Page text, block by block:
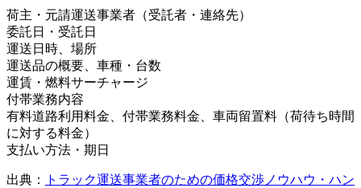
荷主・元請運送事業者（受託者・連絡先）
委託日・受託日
運送日時、場所
運送品の概要、車種・台数
運賃・燃料サーチャージ
付帯業務内容
有料道路利用料金、付帯業務料金、車両留置料（荷待ち時間
に対する料金）
支払い方法・期日
出典：
トラック運送事業者のための価格交渉ノウハウ・ハン